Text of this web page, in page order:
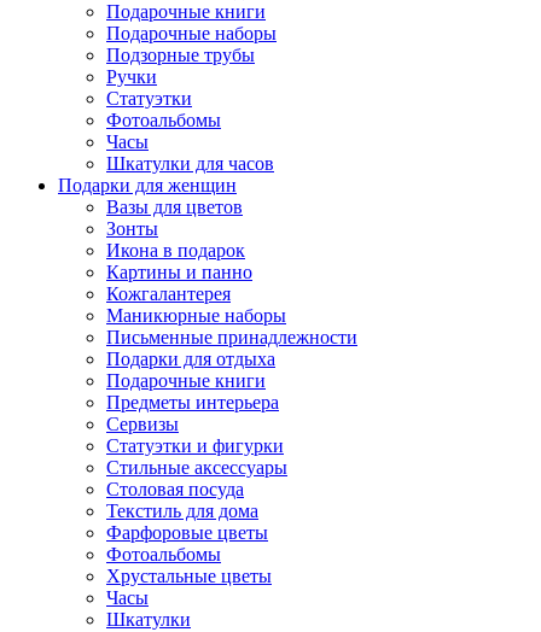
Подарочные книги
Подарочные наборы
Подзорные трубы
Ручки
Статуэтки
Фотоальбомы
Часы
Шкатулки для часов
Подарки для женщин
Вазы для цветов
Зонты
Икона в подарок
Картины и панно
Кожгалантерея
Маникюрные наборы
Письменные принадлежности
Подарки для отдыха
Подарочные книги
Предметы интерьера
Сервизы
Статуэтки и фигурки
Стильные аксессуары
Столовая посуда
Текстиль для дома
Фарфоровые цветы
Фотоальбомы
Хрустальные цветы
Часы
Шкатулки